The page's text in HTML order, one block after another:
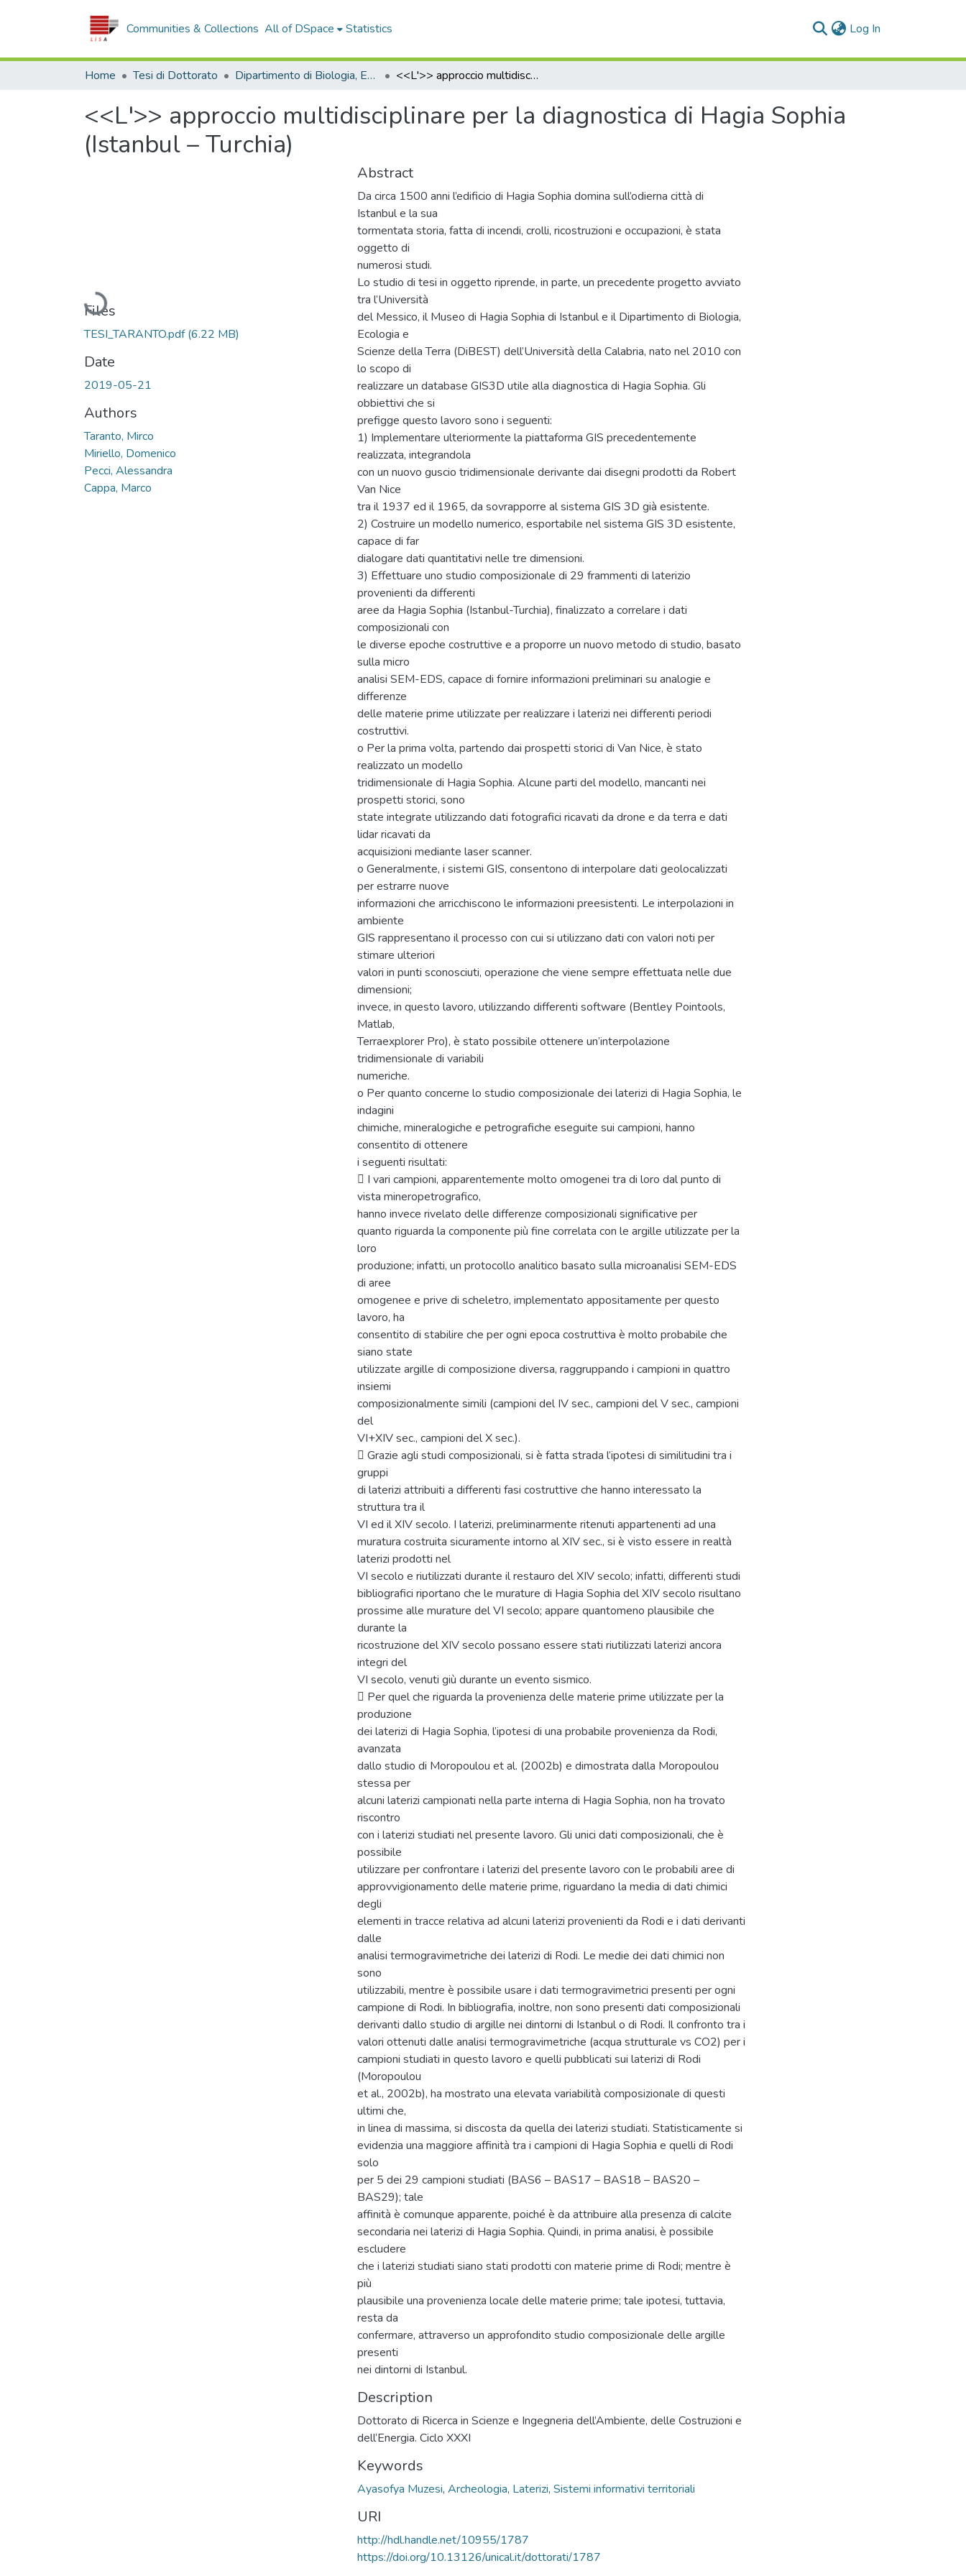
Communities & Collections All of DSpace Statistics Log In
Home Tesi di Dottorato Dipartimento di Biologia, Ecologia e Scienze della Terra - Tesi di dottorato <<L'>> approccio multidisciplinare per la diagnostica di Hagia Sophia (Istanbul – Turchia)
<<L'>> approccio multidisciplinare per la diagnostica di Hagia Sophia
(Istanbul – Turchia)
Loading...
Files
TESI_TARANTO.pdf(6.22 MB)
Date
2019-05-21
Authors
Taranto, Mirco
Miriello, Domenico
Pecci, Alessandra
Cappa, Marco
Abstract
Da circa 1500 anni l’edificio di Hagia Sophia domina sull’odierna città di
Istanbul e la sua
tormentata storia, fatta di incendi, crolli, ricostruzioni e occupazioni, è stata
oggetto di
numerosi studi.
Lo studio di tesi in oggetto riprende, in parte, un precedente progetto avviato
tra l’Università
del Messico, il Museo di Hagia Sophia di Istanbul e il Dipartimento di Biologia,
Ecologia e
Scienze della Terra (DiBEST) dell’Università della Calabria, nato nel 2010 con
lo scopo di
realizzare un database GIS3D utile alla diagnostica di Hagia Sophia. Gli
obbiettivi che si
prefigge questo lavoro sono i seguenti:
1) Implementare ulteriormente la piattaforma GIS precedentemente
realizzata, integrandola
con un nuovo guscio tridimensionale derivante dai disegni prodotti da Robert
Van Nice
tra il 1937 ed il 1965, da sovrapporre al sistema GIS 3D già esistente.
2) Costruire un modello numerico, esportabile nel sistema GIS 3D esistente,
capace di far
dialogare dati quantitativi nelle tre dimensioni.
3) Effettuare uno studio composizionale di 29 frammenti di laterizio
provenienti da differenti
aree da Hagia Sophia (Istanbul-Turchia), finalizzato a correlare i dati
composizionali con
le diverse epoche costruttive e a proporre un nuovo metodo di studio, basato
sulla micro
analisi SEM-EDS, capace di fornire informazioni preliminari su analogie e
differenze
delle materie prime utilizzate per realizzare i laterizi nei differenti periodi
costruttivi.
o Per la prima volta, partendo dai prospetti storici di Van Nice, è stato
realizzato un modello
tridimensionale di Hagia Sophia. Alcune parti del modello, mancanti nei
prospetti storici, sono
state integrate utilizzando dati fotografici ricavati da drone e da terra e dati
lidar ricavati da
acquisizioni mediante laser scanner.
o Generalmente, i sistemi GIS, consentono di interpolare dati geolocalizzati
per estrarre nuove
informazioni che arricchiscono le informazioni preesistenti. Le interpolazioni in
ambiente
GIS rappresentano il processo con cui si utilizzano dati con valori noti per
stimare ulteriori
valori in punti sconosciuti, operazione che viene sempre effettuata nelle due
dimensioni;
invece, in questo lavoro, utilizzando differenti software (Bentley Pointools,
Matlab,
Terraexplorer Pro), è stato possibile ottenere un’interpolazione
tridimensionale di variabili
numeriche.
o Per quanto concerne lo studio composizionale dei laterizi di Hagia Sophia, le
indagini
chimiche, mineralogiche e petrografiche eseguite sui campioni, hanno
consentito di ottenere
i seguenti risultati:
 I vari campioni, apparentemente molto omogenei tra di loro dal punto di
vista mineropetrografico,
hanno invece rivelato delle differenze composizionali significative per
quanto riguarda la componente più fine correlata con le argille utilizzate per la
loro
produzione; infatti, un protocollo analitico basato sulla microanalisi SEM-EDS
di aree
omogenee e prive di scheletro, implementato appositamente per questo
lavoro, ha
consentito di stabilire che per ogni epoca costruttiva è molto probabile che
siano state
utilizzate argille di composizione diversa, raggruppando i campioni in quattro
insiemi
composizionalmente simili (campioni del IV sec., campioni del V sec., campioni
del
VI+XIV sec., campioni del X sec.).
 Grazie agli studi composizionali, si è fatta strada l’ipotesi di similitudini tra i
gruppi
di laterizi attribuiti a differenti fasi costruttive che hanno interessato la
struttura tra il
VI ed il XIV secolo. I laterizi, preliminarmente ritenuti appartenenti ad una
muratura costruita sicuramente intorno al XIV sec., si è visto essere in realtà
laterizi prodotti nel
VI secolo e riutilizzati durante il restauro del XIV secolo; infatti, differenti studi
bibliografici riportano che le murature di Hagia Sophia del XIV secolo risultano
prossime alle murature del VI secolo; appare quantomeno plausibile che
durante la
ricostruzione del XIV secolo possano essere stati riutilizzati laterizi ancora
integri del
VI secolo, venuti giù durante un evento sismico.
 Per quel che riguarda la provenienza delle materie prime utilizzate per la
produzione
dei laterizi di Hagia Sophia, l’ipotesi di una probabile provenienza da Rodi,
avanzata
dallo studio di Moropoulou et al. (2002b) e dimostrata dalla Moropoulou
stessa per
alcuni laterizi campionati nella parte interna di Hagia Sophia, non ha trovato
riscontro
con i laterizi studiati nel presente lavoro. Gli unici dati composizionali, che è
possibile
utilizzare per confrontare i laterizi del presente lavoro con le probabili aree di
approvvigionamento delle materie prime, riguardano la media di dati chimici
degli
elementi in tracce relativa ad alcuni laterizi provenienti da Rodi e i dati derivanti
dalle
analisi termogravimetriche dei laterizi di Rodi. Le medie dei dati chimici non
sono
utilizzabili, mentre è possibile usare i dati termogravimetrici presenti per ogni
campione di Rodi. In bibliografia, inoltre, non sono presenti dati composizionali
derivanti dallo studio di argille nei dintorni di Istanbul o di Rodi. Il confronto tra i
valori ottenuti dalle analisi termogravimetriche (acqua strutturale vs CO2) per i
campioni studiati in questo lavoro e quelli pubblicati sui laterizi di Rodi
(Moropoulou
et al., 2002b), ha mostrato una elevata variabilità composizionale di questi
ultimi che,
in linea di massima, si discosta da quella dei laterizi studiati. Statisticamente si
evidenzia una maggiore affinità tra i campioni di Hagia Sophia e quelli di Rodi
solo
per 5 dei 29 campioni studiati (BAS6 – BAS17 – BAS18 – BAS20 –
BAS29); tale
affinità è comunque apparente, poiché è da attribuire alla presenza di calcite
secondaria nei laterizi di Hagia Sophia. Quindi, in prima analisi, è possibile
escludere
che i laterizi studiati siano stati prodotti con materie prime di Rodi; mentre è
più
plausibile una provenienza locale delle materie prime; tale ipotesi, tuttavia,
resta da
confermare, attraverso un approfondito studio composizionale delle argille
presenti
nei dintorni di Istanbul.
Description
Dottorato di Ricerca in Scienze e Ingegneria dell’Ambiente, delle Costruzioni e
dell’Energia. Ciclo XXXI
Keywords
Ayasofya Muzesi, Archeologia, Laterizi, Sistemi informativi territoriali
URI
http://hdl.handle.net/10955/1787
https://doi.org/10.13126/unical.it/dottorati/1787